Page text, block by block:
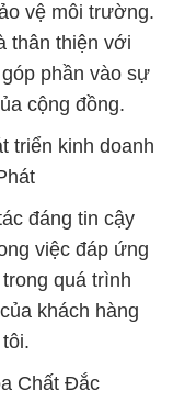
vệ môi trường.
thân thiện với
phần vào sự
cộng đồng.
triển kinh doanh
đáng tin cậy
việc đáp ứng
quá trình
khách hàng
Chất Đắc